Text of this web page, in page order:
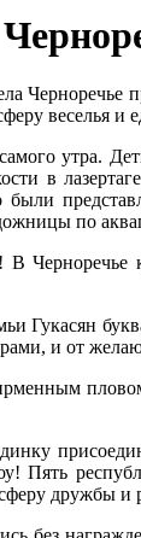
веселья и
утра.
в
по
Черноречье
Гукасян
и от
Пять
дружбы и